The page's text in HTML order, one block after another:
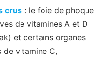
crus : le foie de phoque
de vitamines A et D
et certains organes
de vitamine C,